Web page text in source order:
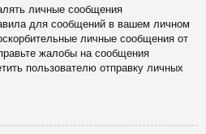
личные сообщения
для сообщений в вашем личном
личные сообщения от
жалобы на сообщения
пользователю отправку личных